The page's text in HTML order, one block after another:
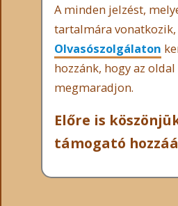
A minden jelzést,
tartalmára vonatkozik,
Olvasószolgálaton
hozzánk, hogy az
megmaradjon.
Előre is
támogató